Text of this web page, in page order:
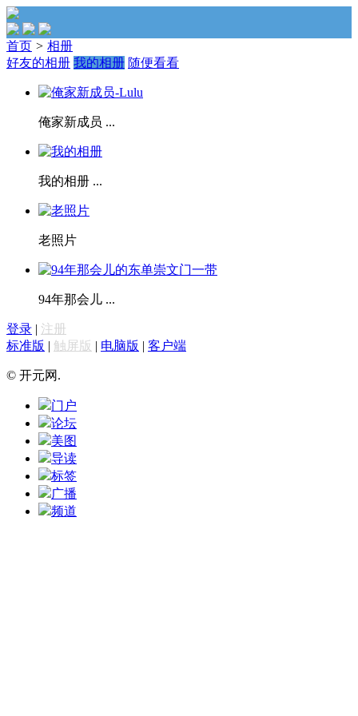
首页 > 相册
好友的相册 我的相册 随便看看
俺家新成员 ...
我的相册 ...
老照片
94年那会儿 ...
登录 | 注册
标准版 | 触屏版 | 电脑版 | 客户端
© 开元网.
门户
论坛
美图
导读
标签
广播
频道